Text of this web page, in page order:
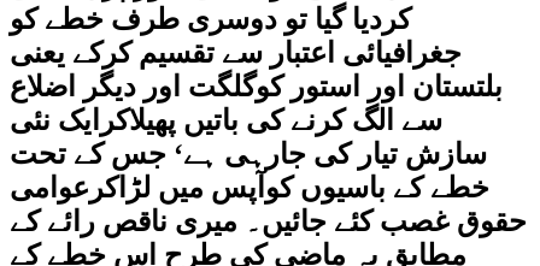
کردیا گیا تو دوسری طرف خطے کو
جغرافیائی اعتبار سے تقسیم کرکے یعنی
بلتستان اور استور کوگلگت اور دیگر اضلاع
سے الگ کرنے کی باتیں پھیلاکرایک نئی
سازش تیار کی جارہی ہے‘ جس کے تحت
خطے کے باسیوں کوآپس میں لڑاکرعوامی
حقوق غصب کئے جائیں۔ میری ناقص رائے کے
مطابق یہ ماضی کی طرح اس خطے کے